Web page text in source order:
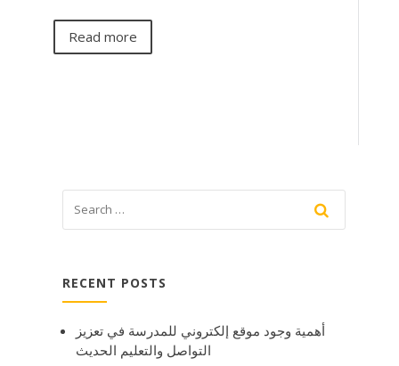
Read more
RECENT POSTS
أهمية وجود موقع إلكتروني للمدرسة في تعزيز
التواصل والتعليم الحديث